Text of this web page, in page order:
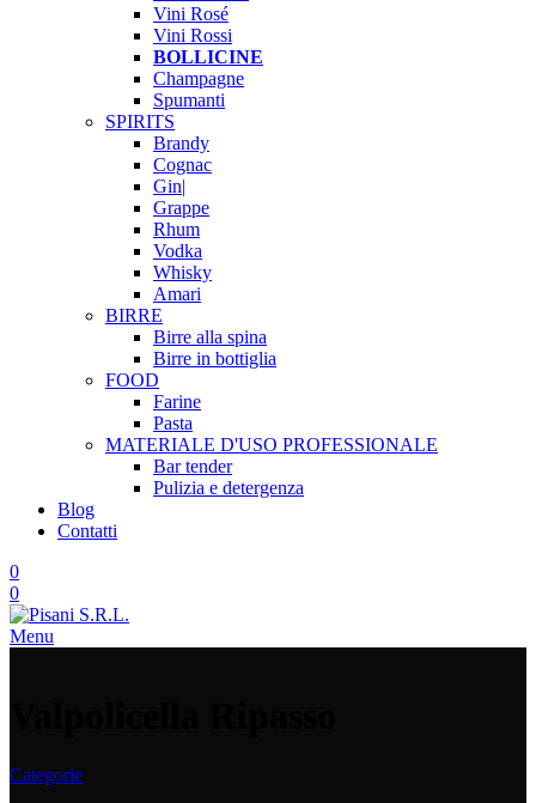
Vini Rosé
Vini Rossi
BOLLICINE
Champagne
Spumanti
SPIRITS
Brandy
Cognac
Gin|
Grappe
Rhum
Vodka
Whisky
Amari
BIRRE
Birre alla spina
Birre in bottiglia
FOOD
Farine
Pasta
MATERIALE D'USO PROFESSIONALE
Bar tender
Pulizia e detergenza
Blog
Contatti
0
0
Menu
Categorie